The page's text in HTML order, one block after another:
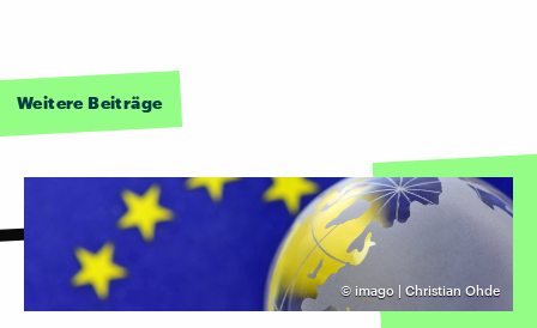
Weitere Beiträge
© imago | Christian Ohde